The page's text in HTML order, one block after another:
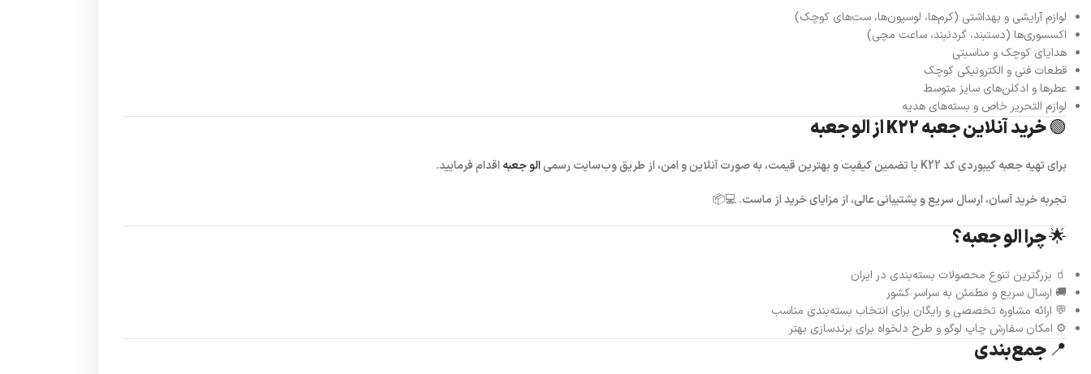
لوازم آرایشی و بهداشتی (کرم‌ها، لوسیون‌ها، ست‌های کوچک)
اکسسوری‌ها (دستبند، گردنبند، ساعت مچی)
هدایای کوچک و مناسبتی
قطعات فنی و الکترونیکی کوچک
عطرها و ادکلن‌های سایز متوسط
لوازم التحریر خاص و بسته‌های هدیه
🟢 خرید آنلاین جعبه K22 از الو جعبه
برای تهیهجعبه کیبوردی کد K22 با تضمین کیفیت و بهترین قیمت، به صورت آنلاین و امن، از طریق وب‌سایت رسمیالو جعبه اقدام فرمایید.
تجربه خرید آسان، ارسال سریع و پشتیبانی عالی، از مزایای خرید از ماست. 💻📦
🌟 چرا الو جعبه؟
🧃 بزرگترین تنوع محصولات بسته‌بندی در ایران
🚚 ارسال سریع و مطمئن به سراسر کشور
💬 ارائه مشاوره تخصصی و رایگان برای انتخاب بسته‌بندی مناسب
⚙️ امکان سفارش چاپ لوگو و طرح دلخواه برای برندسازی بهتر
📍 جمع‌بندی